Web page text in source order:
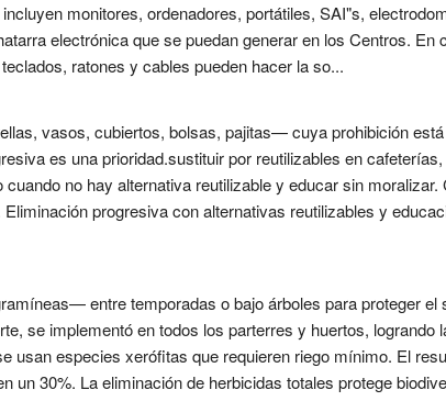
monitores, ordenadores, portátiles, SAI"s,
electrónica que se puedan generar en los Centros. En
ratones y cables pueden hacer la so...
vasos, cubiertos, bolsas, pajitas— cuya prohibición
es una prioridad.sustituir por reutilizables en
no hay alternativa reutilizable y educar sin
progresiva con alternativas reutilizables y
entre temporadas o bajo árboles para proteger el
se implementó en todos los parterres y huertos, logrando
usan especies xerófitas que requieren riego mínimo. El
un 30%. La eliminación de herbicidas totales protege